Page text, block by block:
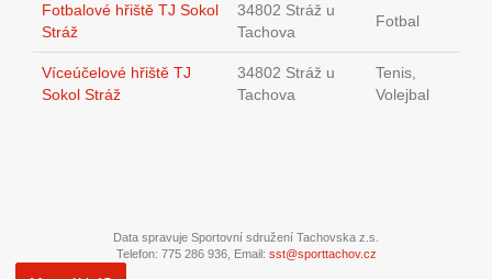
Fotbalové hřiště TJ Sokol
Stráž
34802 Stráž u
Tachova
Fotbal
Víceúčelové hřiště TJ
Sokol Stráž
34802 Stráž u
Tachova
Tenis,
Volejbal
Data spravuje Sportovní sdružení Tachovska z.s.
Telefon: 775 286 936, Email: sst@sporttachov.cz